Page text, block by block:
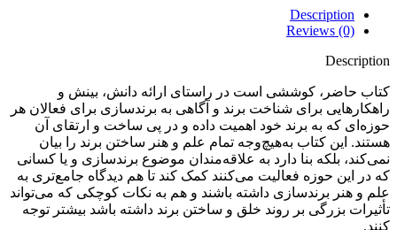
Description
Reviews (0)
Description
کتاب حاضر، کوششی است در راستای ارائه دانش، بینش و
راهکارهایی برای شناخت برند و آگاهی به برندسازی برای فعالان هر
حوزه‌ای که به برند خود اهمیت داده و در پی ساخت و ارتقای آن
هستند. این کتاب به‌هیچ‌وجه تمام علم و هنر ساختن برند را بیان
نمی‌کند، بلکه بنا دارد به علاقه‌مندان موضوع برندسازی و یا کسانی
که در این حوزه فعالیت می‌کنند کمک کند تا هم دیدگاه جامع‌تری به
علم و هنر برندسازی داشته باشند و هم به نکات کوچکی که می‌تواند
تأثیرات بزرگی بر روند خلق و ساختن برند داشته باشد بیشتر توجه
کنند.